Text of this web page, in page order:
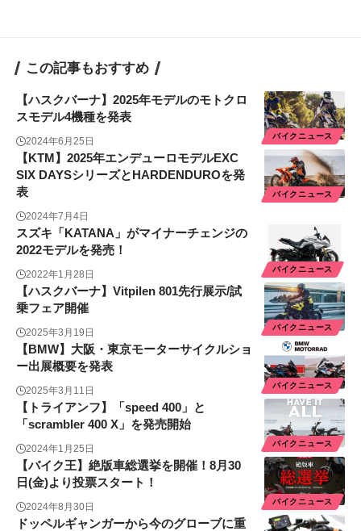
この記事もおすすめ
バイクニュース
【ハスクバーナ】2025年モデルのモトクロ
スモデル4機種を発表
2024年6月25日
バイクニュース
【KTM】2025年エンデューロモデルEXC
SIX DAYSシリーズとHARDENDUROを発
表
2024年7月4日
バイクニュース
スズキ「KATANA」がマイナーチェンジの
2022モデルを発売！
2022年1月28日
バイクニュース
【ハスクバーナ】Vitpilen 801先行展示/試
乗フェア開催
2025年3月19日
バイクニュース
【BMW】大阪・東京モーターサイクルショ
ー出展概要を発表
2025年3月11日
バイクニュース
【トライアンフ】「speed 400」と
「scrambler 400 X」を発売開始
2024年1月25日
バイクニュース
【バイク王】絶版車総選挙を開催！8月30
日(金)より投票スタート！
2024年8月30日
ドッペルギャンガーから今のグローブに重